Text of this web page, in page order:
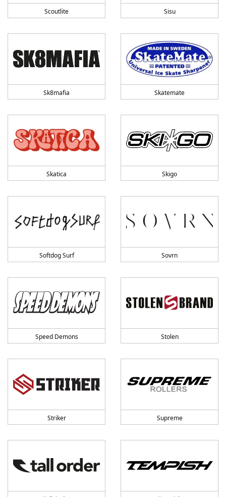
Scoutlite Sisu
Sk8mafia Skatemate
Skatica Skigo
Softdog Surf Sovrn
Speed Demons Stolen
Striker Supreme